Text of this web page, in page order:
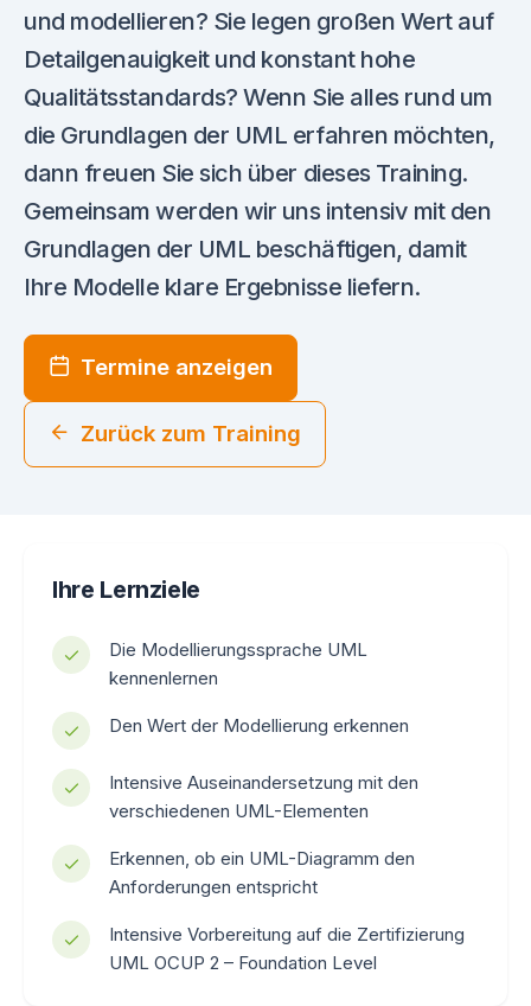
und modellieren? Sie legen großen Wert auf
Detailgenauigkeit und konstant hohe
Qualitätsstandards? Wenn Sie alles rund um
die Grundlagen der UML erfahren möchten,
dann freuen Sie sich über dieses Training.
Gemeinsam werden wir uns intensiv mit den
Grundlagen der UML beschäftigen, damit
Ihre Modelle klare Ergebnisse liefern.
Termine anzeigen
Zurück zum Training
Ihre Lernziele
Die Modellierungssprache UML
kennenlernen
Den Wert der Modellierung erkennen
Intensive Auseinandersetzung mit den
verschiedenen UML-Elementen
Erkennen, ob ein UML-Diagramm den
Anforderungen entspricht
Intensive Vorbereitung auf die Zertifizierung
UML OCUP 2 – Foundation Level